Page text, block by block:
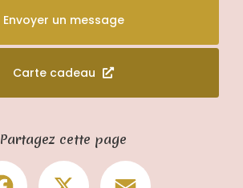
Envoyer un message
Carte cadeau
Partagez cette page
Facebook